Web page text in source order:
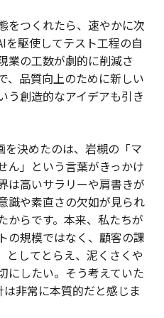
をつくれたら、速やかに次
を駆使してテスト工程の自
業の工数が劇的に削減さ
、品質向上のために新しい
う創造的なアイデアも引き
を決めたのは、岩槻の「マ
ん」という言葉がきっかけ
は高いサラリーや肩書きが
識や素直さの欠如が見られ
からです。本来、私たちが
の規模ではなく、顧客の課
としてとらえ、泥くさくや
にしたい。そう考えていた
非常に本質的だと感じま